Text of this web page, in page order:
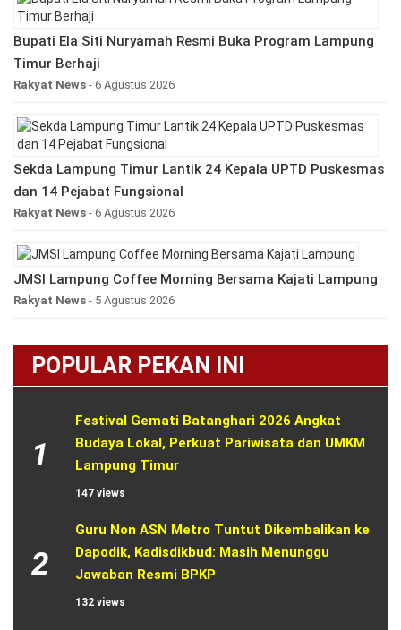
Bupati Ela Siti Nuryamah Resmi Buka Program Lampung
Timur Berhaji
Rakyat News - 6 Agustus 2026
Sekda Lampung Timur Lantik 24 Kepala UPTD Puskesmas
dan 14 Pejabat Fungsional
Rakyat News - 6 Agustus 2026
JMSI Lampung Coffee Morning Bersama Kajati Lampung
Rakyat News - 5 Agustus 2026
POPULAR PEKAN INI
1
Festival Gemati Batanghari 2026 Angkat
Budaya Lokal, Perkuat Pariwisata dan UMKM
Lampung Timur
147 views
2
Guru Non ASN Metro Tuntut Dikembalikan ke
Dapodik, Kadisdikbud: Masih Menunggu
Jawaban Resmi BPKP
132 views